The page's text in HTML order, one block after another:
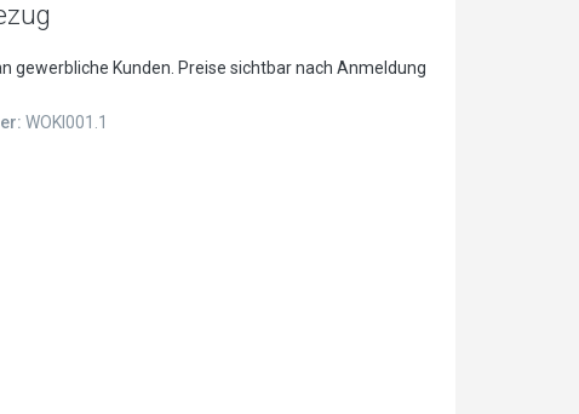
gewerbliche Kunden. Preise sichtbar nach Anmeldung
WOKI001.1